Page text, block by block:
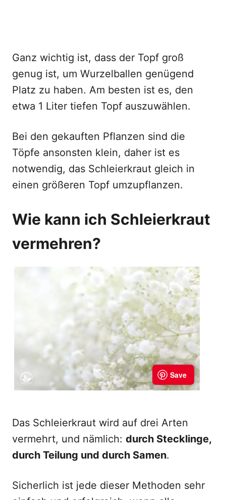
Ganz wichtig ist, dass der Topf groß
genug ist, um Wurzelballen genügend
Platz zu haben. Am besten ist es, den
etwa 1 Liter tiefen Topf auszuwählen.
Bei den gekauften Pflanzen sind die
Töpfe ansonsten klein, daher ist es
notwendig, das Schleierkraut gleich in
einen größeren Topf umzupflanzen.
Wie kann ich Schleierkraut
vermehren?
Das Schleierkraut wird auf drei Arten
vermehrt, und nämlich: durch Stecklinge,
durch Teilung und durch Samen.
Sicherlich ist jede dieser Methoden sehr